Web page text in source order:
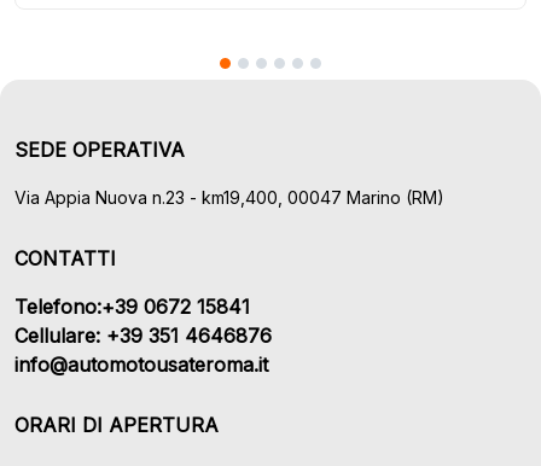
SEDE OPERATIVA
Via Appia Nuova n.23 - km19,400, 00047 Marino (RM)
CONTATTI
Telefono:+39 0672 15841
Cellulare: +39 351 4646876
info@automotousateroma.it
ORARI DI APERTURA